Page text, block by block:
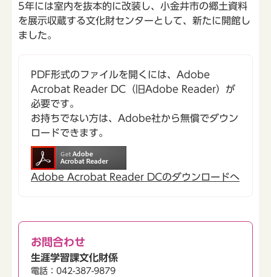
5年には室内を抜本的に改装し、小金井市の郷土資料
を展示収蔵する文化財センターとして、新たに開館し
ました。
PDF形式のファイルを開くには、Adobe
Acrobat Reader DC（旧Adobe Reader）が
必要です。
お持ちでない方は、Adobe社から無償でダウン
ロードできます。
Adobe Acrobat Reader DCのダウンロードへ
お問合わせ
生涯学習課文化財係
電話：042-387-9879